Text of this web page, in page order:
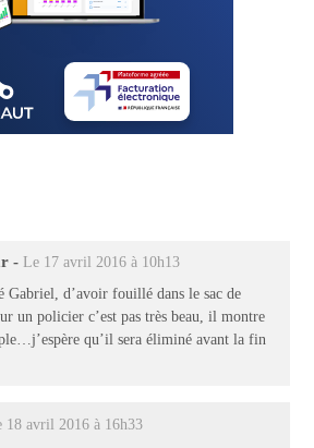
- Le 17 avril 2016 à 10h13
Gabriel, d’avoir fouillé dans le sac de
un policier c’est pas très beau, il montre
qu’il sera éliminé avant la fin
18 avril 2016 à 16h33